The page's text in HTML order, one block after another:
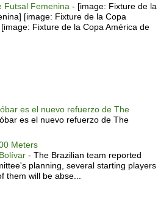
Futsal Femenina - [image: Fixture de la
[image: Fixture de la Copa
Fixture de la Copa América de
es el nuevo refuerzo de The
es el nuevo refuerzo de The
Meters
- The Brazilian team reported
planning, several starting players
them will be abse...